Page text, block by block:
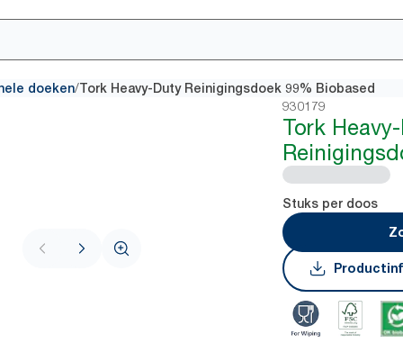
doeken/Tork Heavy-Duty Reinigingsdoek 99% Biobased
930179
Tork
Stuks per doos